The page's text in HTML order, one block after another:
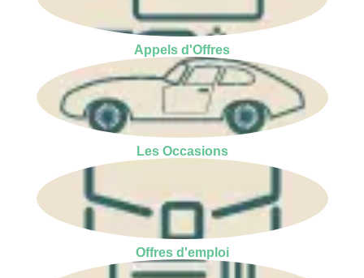
Appels d'Offres
Les Occasions
Offres d'emploi